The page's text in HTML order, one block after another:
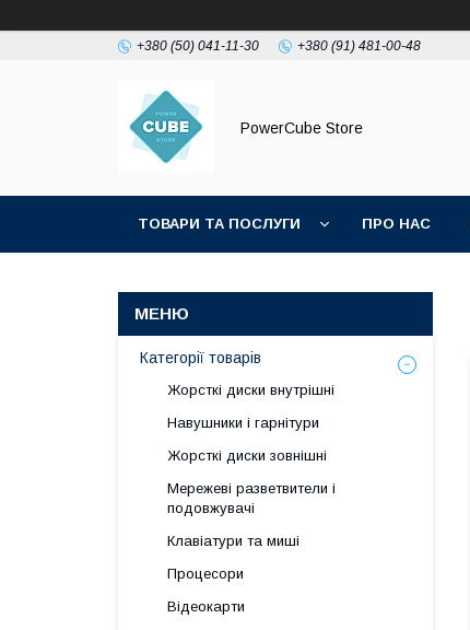
+380 (50) 041-11-30 +380 (91) 481-00-48
PowerCube Store
ТОВАРИ ТА ПОСЛУГИ ПРО НАС
Категорії товарів
Жорсткі диски внутрішні
Навушники і гарнітури
Жорсткі диски зовнішні
Мережеві разветвители і
подовжувачі
Клавіатури та миші
Процесори
Відеокарти